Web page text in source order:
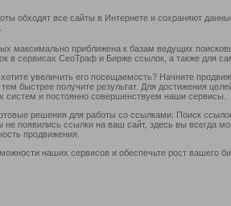
обходят все сайты в Интернете и сохраняют
максимально приближена к базам ведущих
в сервисах СеоТраф и Бирже ссылок, а также для
увеличить его посещаемость? Начните
тем быстрее получите результат. Для достижения
систем и постоянно совершенствуем наши сервисы.
решения для работы со ссылками: Поиск
не появились ссылки на ваш сайт, здесь вы всегда
продвижения.
наших сервисов и обеспечьте рост вашего